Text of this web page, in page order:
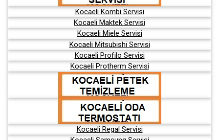
Kocaeli Kombi Servisi
Kocaeli Maktek Servisi
Kocaeli Miele Servisi
Kocaeli Mitsubishi Servisi
Kocaeli Profilo Servisi
Kocaeli Protherm Servisi
Kocaeli Regal Servisi